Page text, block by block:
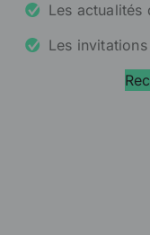
Les actualités
Les